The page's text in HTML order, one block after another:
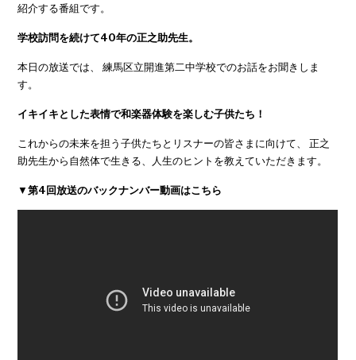
紹介する番組です。
学校訪問を続けて40年の正之助先生。
本日の放送では、 練馬区立開進第二中学校でのお話をお聞きしま
す。
イキイキとした表情で和楽器体験を楽しむ子供たち！
これからの未来を担う子供たちとリスナーの皆さまに向けて、 正之
助先生から自然体で生きる、人生のヒントを教えていただきます。
▼第4回放送のバックナンバー動画はこちら